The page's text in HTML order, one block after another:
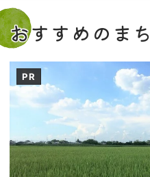
おすすめのまち
PR